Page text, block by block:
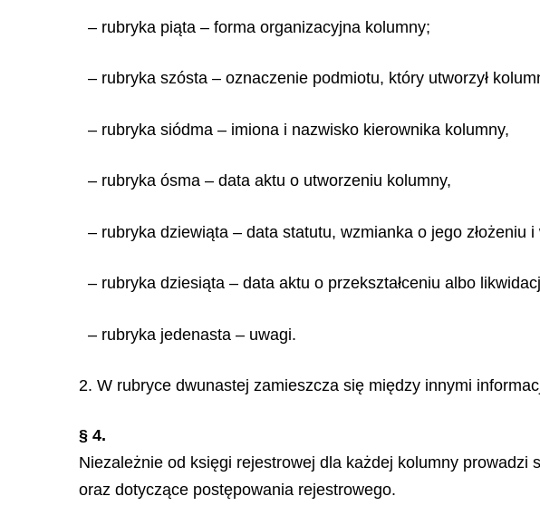
– rubryka piąta – forma organizacyjna kolumny;
– rubryka szósta – oznaczenie podmiotu, który utworzył
– rubryka siódma – imiona i nazwisko kierownika kolumny,
– rubryka ósma – data aktu o utworzeniu kolumny,
– rubryka dziewiąta – data statutu, wzmianka o jego złożeniu
– rubryka dziesiąta – data aktu o przekształceniu albo
– rubryka jedenasta – uwagi.
2. W rubryce dwunastej zamieszcza się między innymi
§ 4.
Niezależnie od księgi rejestrowej dla każdej kolumny
oraz dotyczące postępowania rejestrowego.